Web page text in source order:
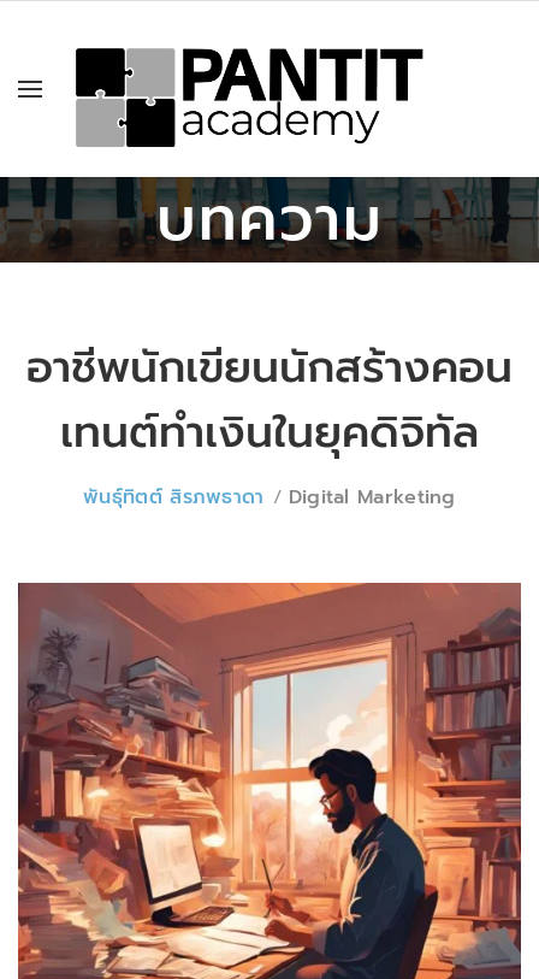
บทความ
อาชีพนักเขียนนักสร้างคอน
เทนต์ทำเงินในยุคดิจิทัล
พันธุ์ทิตต์ สิรภพธาดา Digital Marketing